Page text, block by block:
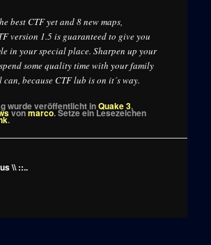
best CTF yet and 8 new maps,
version 1.5 is guaranteed to give you
in your special place. Sharpen up your
some quality time with your family
because CTF lub is on it´s way.
wurde veröffentlicht inQuake 3,
vonmarco. Setze ein Lesezeichen
.
\\ ::..